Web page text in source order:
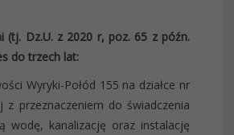
(tj. Dz.U. z 2020 r, poz. 65 z późn.
do trzech lat:
Wyryki-Połód 155 na działce nr
przeznaczeniem do świadczenia
wodę, kanalizację oraz instalację